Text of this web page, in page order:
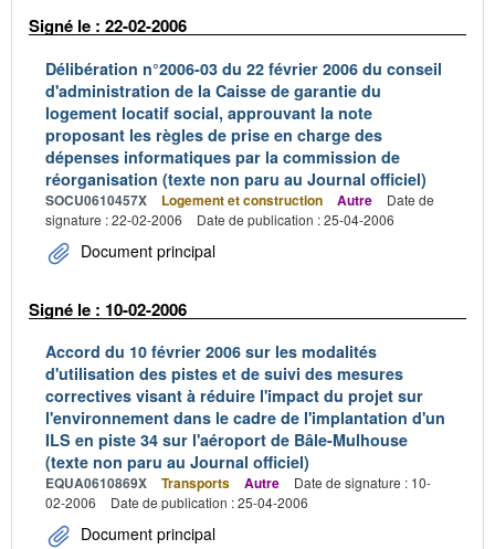
Signé le : 22-02-2006
Délibération n°2006-03 du 22 février 2006 du conseil
d'administration de la Caisse de garantie du
logement locatif social, approuvant la note
proposant les règles de prise en charge des
dépenses informatiques par la commission de
réorganisation (texte non paru au Journal officiel)
SOCU0610457X Logement et construction Autre
Date de
signature : 22-02-2006
Date de publication : 25-04-2006
Document principal
Signé le : 10-02-2006
Accord du 10 février 2006 sur les modalités
d'utilisation des pistes et de suivi des mesures
correctives visant à réduire l'impact du projet sur
l'environnement dans le cadre de l'implantation d'un
ILS en piste 34 sur l'aéroport de Bâle-Mulhouse
(texte non paru au Journal officiel)
EQUA0610869X Transports Autre
Date de signature : 10-
02-2006
Date de publication : 25-04-2006
Document principal